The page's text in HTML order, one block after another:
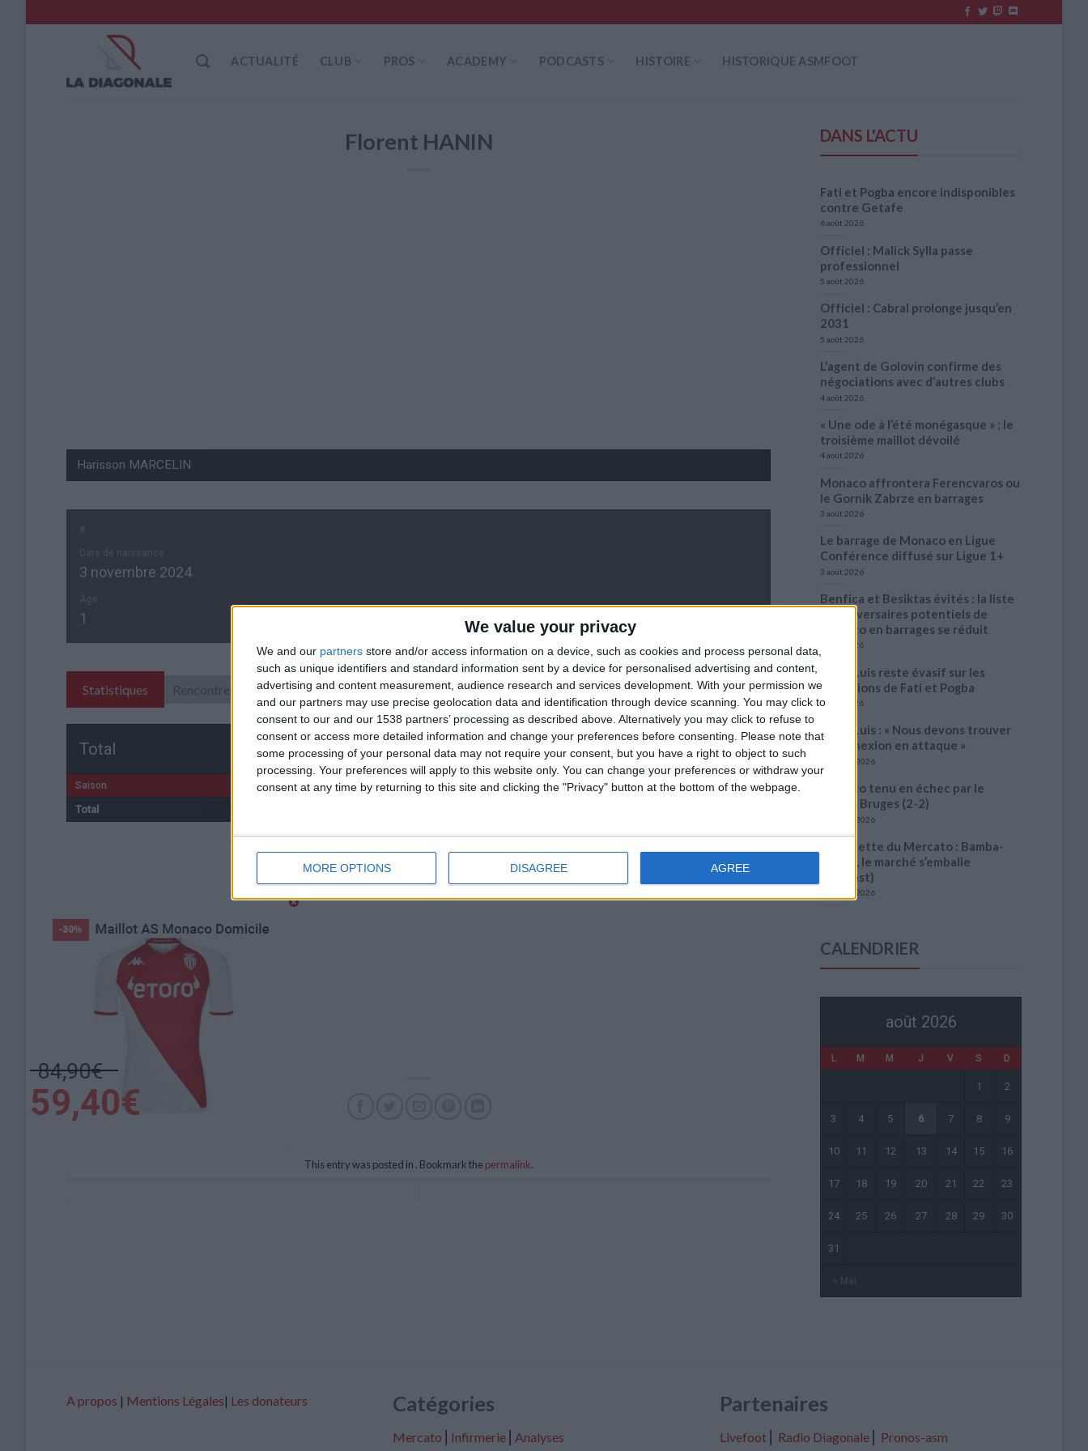
We value your privacy
We and our partners store and/or access information on a device, such as cookies and process personal data,
such as unique identifiers and standard information sent by a device for personalised advertising and content,
advertising and content measurement, audience research and services development. With your permission we
and our partners may use precise geolocation data and identification through device scanning. You may click to
consent to our and our 1538 partners’ processing as described above. Alternatively you may click to refuse to
consent or access more detailed information and change your preferences before consenting.
Please note that
some processing of your personal data may not require your consent, but you have a right to object to such
processing. Your preferences will apply to this website only. You can change your preferences or withdraw your
consent at any time by returning to this site and clicking the "Privacy" button at the bottom of the webpage.
MORE OPTIONS DISAGREE AGREE
to
ACTUALITÉ CLUB PROS ACADEMY PODCASTS HISTOIRE HISTORIQUE ASMFOOT
Florent HANIN
3 novembre 2024
1
Statistiques Rencontres
Total
Saison
Total
This entry was posted in . Bookmark the permalink.
DANS L'ACTU
Fati et Pogba encore indisponibles
contre Getafe
6 août 2026
Officiel : Malick Sylla passe
professionnel
5 août 2026
Officiel : Cabral prolonge jusqu’en
2031
5 août 2026
L’agent de Golovin confirme des
négociations avec d’autres clubs
4 août 2026
« Une ode à l’été monégasque » : le
troisième maillot dévoilé
4 août 2026
Monaco affrontera Ferencvaros ou
le Gornik Zabrze en barrages
3 août 2026
Le barrage de Monaco en Ligue
Conférence diffusé sur Ligue 1+
3 août 2026
Benfica et Besiktas évités : la liste
des adversaires potentiels de
Monaco en barrages se réduit
3 août 2026
Filipe Luis reste évasif sur les
conditions de Fati et Pogba
1 août 2026
Filipe Luis : « Nous devons trouver
la connexion en attaque »
31 juillet 2026
Monaco tenu en échec par le
Cercle Bruges (2-2)
31 juillet 2026
La Gazette du Mercato : Bamba-
Abline, le marché s’emballe
(Podcast)
31 juillet 2026
CALENDRIER
août 2026
L M M J V S D
« Mai
1 2
3 4 5 6 7 8 9
10 11 12 13 14 15 16
17 18 19 20 21 22 23
24 25 26 27 28 29 30
31
A propos | Mentions Légales| Les donateurs Catégories
Mercato Infirmerie Analyses
Partenaires
Livefoot⎢ Radio Diagonale⎢ Pronos-asm